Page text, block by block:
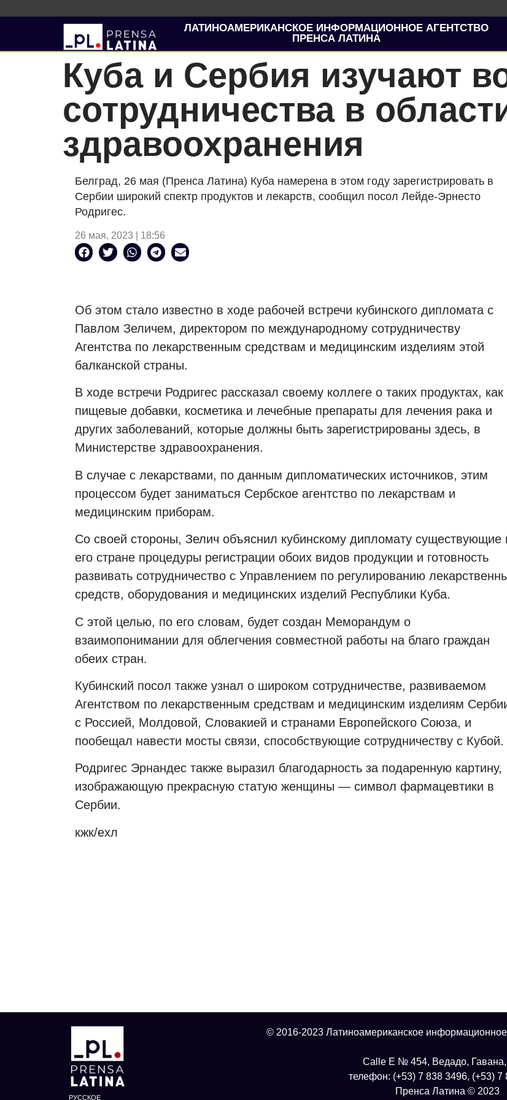
ЛАТИНОАМЕРИКАНСКОЕ ИНФОРМАЦИОННОЕ АГЕНТСТВО
ПРЕНСА ЛАТИНА
Куба и Сербия изучают
сотрудничества в
здравоохранения
Белград, 26 мая (Пренса Латина) Куба намерена в этом году зарегистрировать в
Сербии широкий спектр продуктов и лекарств, сообщил посол Лейде-Эрнесто
Родригес.
26 мая, 2023 | 18:56
Об этом стало известно в ходе рабочей встречи кубинского дипломата с
Павлом Зеличем, директором по международному сотрудничеству
Агентства по лекарственным средствам и медицинским изделиям этой
балканской страны.
В ходе встречи Родригес рассказал своему коллеге о таких продуктах, как
пищевые добавки, косметика и лечебные препараты для лечения рака и
других заболеваний, которые должны быть зарегистрированы здесь, в
Министерстве здравоохранения.
В случае с лекарствами, по данным дипломатических источников, этим
процессом будет заниматься Сербское агентство по лекарствам и
медицинским приборам.
Со своей стороны, Зелич объяснил кубинскому дипломату существующие
его стране процедуры регистрации обоих видов продукции и готовность
развивать сотрудничество с Управлением по регулированию
средств, оборудования и медицинских изделий Республики Куба.
С этой целью, по его словам, будет создан Меморандум о
взаимопонимании для облегчения совместной работы на благо граждан
обеих стран.
Кубинский посол также узнал о широком сотрудничестве, развиваемом
Агентством по лекарственным средствам и медицинским изделиям
с Россией, Молдовой, Словакией и странами Европейского Союза, и
пообещал навести мосты связи, способствующие сотрудничеству с Кубой.
Родригес Эрнандес также выразил благодарность за подаренную картину,
изображающую прекрасную статую женщины — символ фармацевтики в
Сербии.
кжк/ехл
РУССКОЕ
© 2016-2023 Латиноамериканское
Calle E № 454, Ведадо, Гавана,
телефон: (+53) 7 838 3496, (+53) 7
Пренса Латина © 2023